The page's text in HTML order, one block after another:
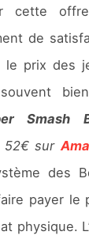
cette
de
le prix des
Smash
52€ sur
des
payer le
physique.